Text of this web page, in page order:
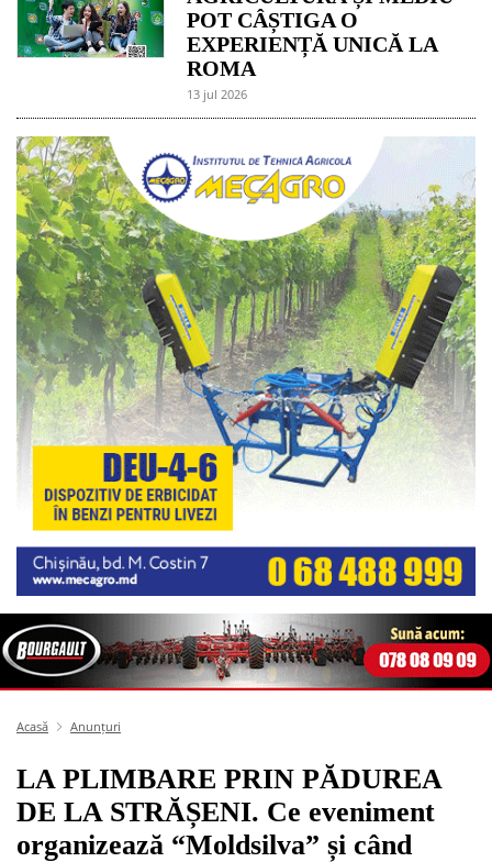
POT CÂȘTIGA O
EXPERIENȚĂ UNICĂ LA
ROMA
13 jul 2026
Acasă Anunțuri
LA PLIMBARE PRIN PĂDUREA
DE LA STRĂȘENI. Ce eveniment
organizează “Moldsilva” și când